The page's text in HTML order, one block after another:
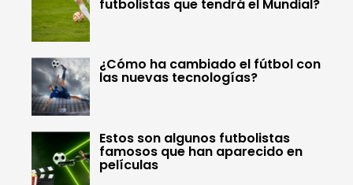
futbolistas que tendrá el Mundial?
¿Cómo ha cambiado el fútbol con
las nuevas tecnologías?
Estos son algunos futbolistas
famosos que han aparecido en
películas